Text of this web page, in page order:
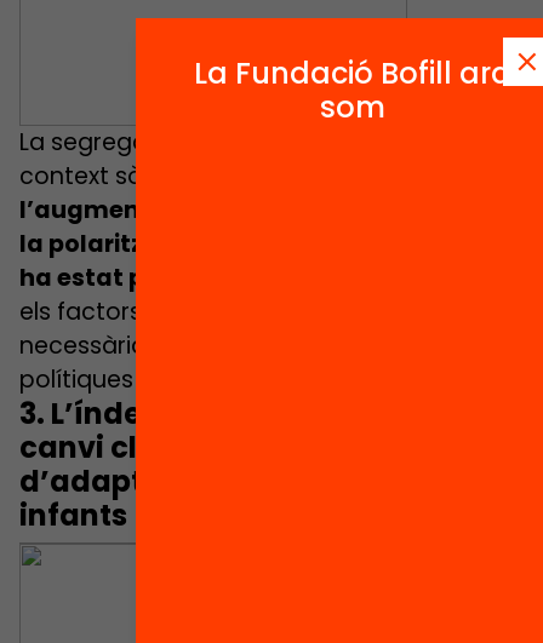
La segregació també depèn, doncs, del
context sòcio-espacial, però
l’augment de la segregació residencial i
la polarització en les condicions de vida,
ha estat poc investigat
els factors territorials en la segregació i la
necessària mirada espacial en les
polítiques de resposta.
3. L’índex de vulnerabilitat al
canvi climàtic i les solucions
d’adaptació orientades als
infants
La Fundació Bofill ara
som